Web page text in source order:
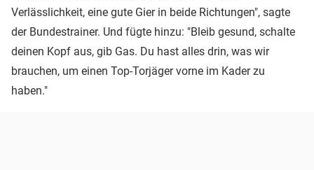
Verlässlichkeit, eine gute Gier in beide Richtungen", sagte
der Bundestrainer. Und fügte hinzu: "Bleib gesund, schalte
deinen Kopf aus, gib Gas. Du hast alles drin, was wir
brauchen, um einen Top-Torjäger vorne im Kader zu
haben."